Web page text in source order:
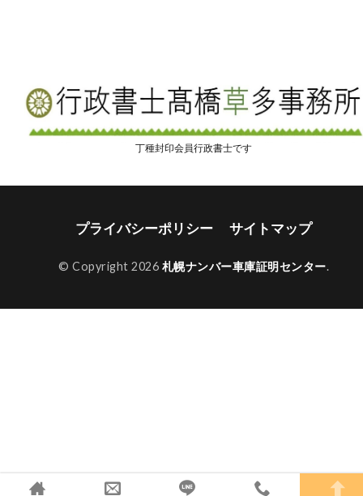
丁種封印会員行政書士です
プライバシーポリシー サイトマップ
© Copyright 2026 札幌ナンバー車庫証明センター.